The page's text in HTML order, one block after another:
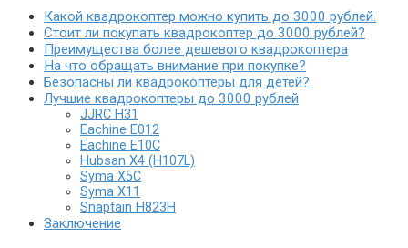
Какой квадрокоптер можно купить до 3000 рублей.
Стоит ли покупать квадрокоптер до 3000 рублей?
Преимущества более дешевого квадрокоптера
На что обращать внимание при покупке?
Безопасны ли квадрокоптеры для детей?
Лучшие квадрокоптеры до 3000 рублей
JJRC H31
Eachine E012
Eachine E10C
Hubsan X4 (H107L)
Syma X5C
Syma X11
Snaptain H823H
Заключение